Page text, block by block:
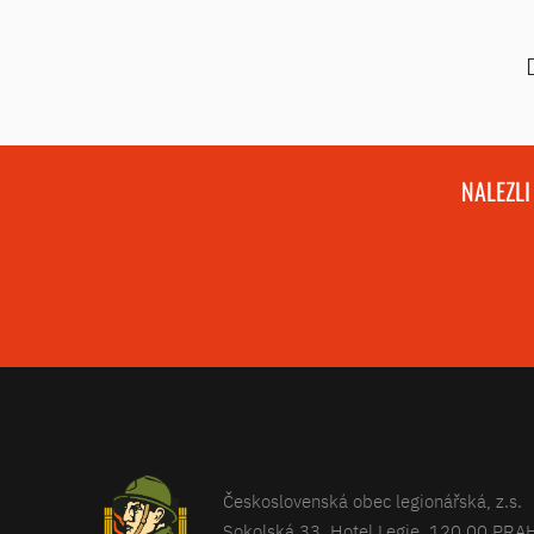
Československá obec legionářská, z.s.